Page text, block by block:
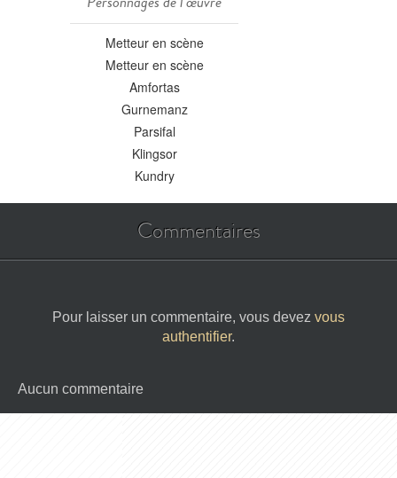
Metteur en scène
Metteur en scène
Amfortas
Gurnemanz
Parsifal
Klingsor
Kundry
Commentaires
Pour laisser un commentaire, vous devez vous
authentifier.
Aucun commentaire